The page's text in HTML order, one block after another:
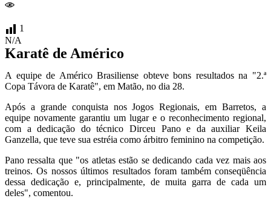
1
N/A
Karatê de Américo
A equipe de Américo Brasiliense obteve bons resultados na "2.ª
Copa Távora de Karatê", em Matão, no dia 28.
Após a grande conquista nos Jogos Regionais, em Barretos, a
equipe novamente garantiu um lugar e o reconhecimento regional,
com a dedicação do técnico Dirceu Pano e da auxiliar Keila
Ganzella, que teve sua estréia como árbitro feminino na competição.
Pano ressalta que "os atletas estão se dedicando cada vez mais aos
treinos. Os nossos últimos resultados foram também conseqüência
dessa dedicação e, principalmente, de muita garra de cada um
deles", comentou.